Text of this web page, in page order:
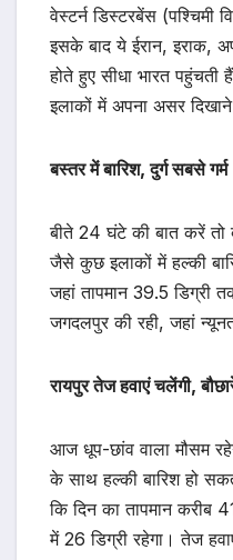
वेस्टर्न डिस्टरबेंस (पश्चिमी
इसके बाद ये ईरान, इराक,
होते हुए सीधा भारत पहुंचती
इलाकों में अपना असर
बस्तर में बारिश, दुर्ग सबसे गर्म
बीते 24 घंटे की बात करें तो
जैसे कुछ इलाकों में हल्की
जहां तापमान 39.5
जगदलपुर की रही, जहां
रायपुर तेज हवाएं चलेंगी,
आज धूप-छांव वाला मौसम
के साथ हल्की बारिश हो
कि दिन का तापमान करीब
में 26 डिग्री रहेगा। तेज